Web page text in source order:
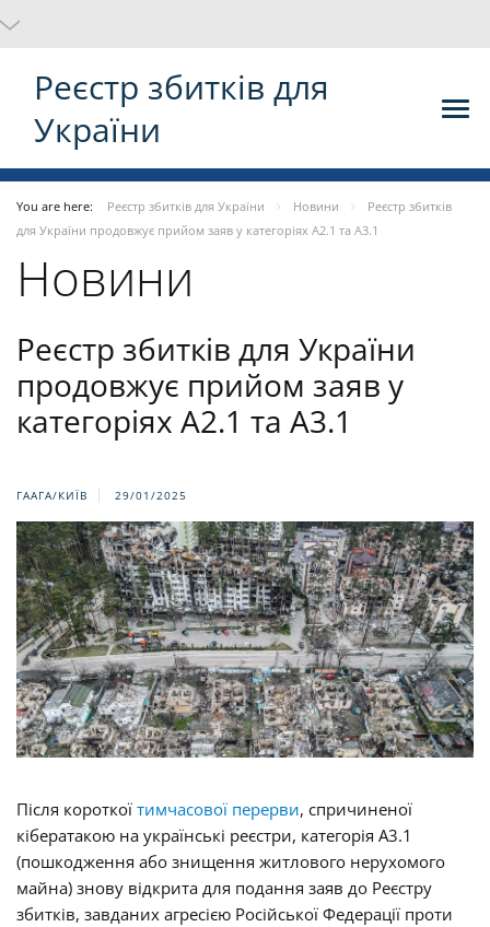
Реєстр збитків для
України
You are here: Реєстр збитків для України Новини
Реєстр збитків
для України продовжує прийом заяв у категоріях А2.1 та А3.1
Новини
Реєстр збитків для України
продовжує прийом заяв у
категоріях А2.1 та А3.1
ГААГА/КИЇВ 29/01/2025
Після короткої тимчасової перерви, спричиненої
кібератакою на українські реєстри, категорія А3.1
(пошкодження або знищення житлового нерухомого
майна) знову відкрита для подання заяв до Реєстру
збитків, завданих агресією Російської Федерації проти